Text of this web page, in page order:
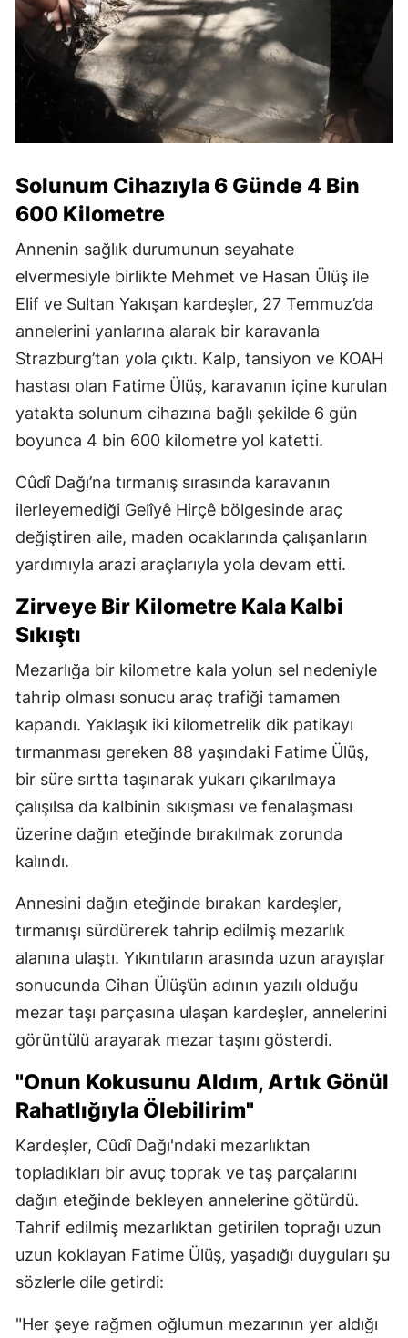
Solunum Cihazıyla 6 Günde 4 Bin
600 Kilometre
Annenin sağlık durumunun seyahate
elvermesiyle birlikte Mehmet ve Hasan Ülüş ile
Elif ve Sultan Yakışan kardeşler, 27 Temmuz’da
annelerini yanlarına alarak bir karavanla
Strazburg’tan yola çıktı. Kalp, tansiyon ve KOAH
hastası olan Fatime Ülüş, karavanın içine kurulan
yatakta solunum cihazına bağlı şekilde 6 gün
boyunca 4 bin 600 kilometre yol katetti.
Cûdî Dağı’na tırmanış sırasında karavanın
ilerleyemediği Gelîyê Hirçê bölgesinde araç
değiştiren aile, maden ocaklarında çalışanların
yardımıyla arazi araçlarıyla yola devam etti.
Zirveye Bir Kilometre Kala Kalbi
Sıkıştı
Mezarlığa bir kilometre kala yolun sel nedeniyle
tahrip olması sonucu araç trafiği tamamen
kapandı. Yaklaşık iki kilometrelik dik patikayı
tırmanması gereken 88 yaşındaki Fatime Ülüş,
bir süre sırtta taşınarak yukarı çıkarılmaya
çalışılsa da kalbinin sıkışması ve fenalaşması
üzerine dağın eteğinde bırakılmak zorunda
kalındı.
Annesini dağın eteğinde bırakan kardeşler,
tırmanışı sürdürerek tahrip edilmiş mezarlık
alanına ulaştı. Yıkıntıların arasında uzun arayışlar
sonucunda Cihan Ülüş’ün adının yazılı olduğu
mezar taşı parçasına ulaşan kardeşler, annelerini
görüntülü arayarak mezar taşını gösterdi.
"Onun Kokusunu Aldım, Artık Gönül
Rahatlığıyla Ölebilirim"
Kardeşler, Cûdî Dağı'ndaki mezarlıktan
topladıkları bir avuç toprak ve taş parçalarını
dağın eteğinde bekleyen annelerine götürdü.
Tahrif edilmiş mezarlıktan getirilen toprağı uzun
uzun koklayan Fatime Ülüş, yaşadığı duyguları şu
sözlerle dile getirdi:
"Her şeye rağmen oğlumun mezarının yer aldığı